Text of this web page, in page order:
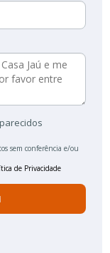
sem conferência e/ou
de Privacidade